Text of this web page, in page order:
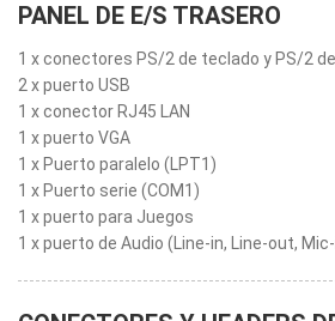
PANEL DE E/S TRASERO
1 x conectores PS/2 de teclado y PS/2
2 x puerto USB
1 x conector RJ45 LAN
1 x puerto VGA
1 x Puerto paralelo (LPT1)
1 x Puerto serie (COM1)
1 x puerto para Juegos
1 x puerto de Audio (Line-in, Line-out,